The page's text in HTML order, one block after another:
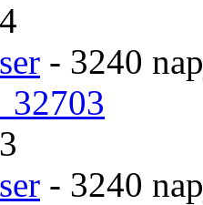
- 3240
- 3240